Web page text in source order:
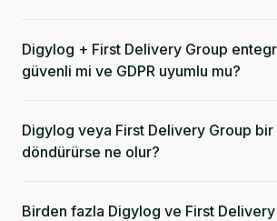
Digylog + First Delivery Group
güvenli mi ve GDPR uyumlu mu?
Digylog veya First Delivery Group bir
döndürürse ne olur?
Birden fazla Digylog ve First Delivery